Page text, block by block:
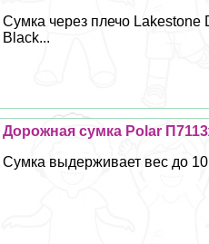
Сумка через плечо Lakestone
Black...
Дорожная сумка Polar
Сумка выдерживает вес до 10